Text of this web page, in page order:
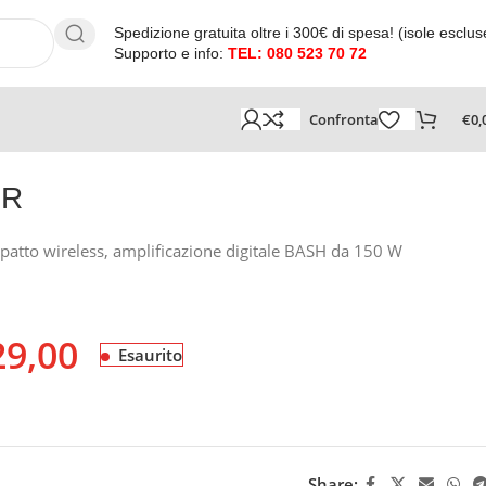
Spedizione gratuita oltre i 300€ di spesa! (isole
Supporto e info: TEL: 080 523 70 72
Confronta €
wireless, amplificazione digitale BASH da 150 W
Esaurito